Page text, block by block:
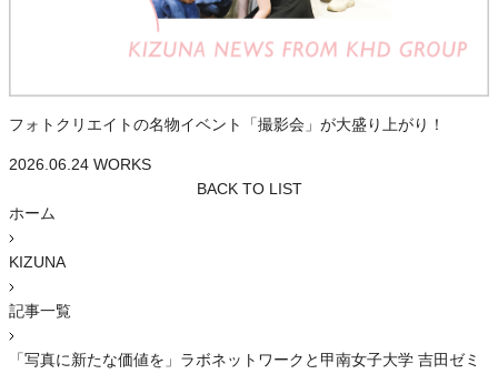
フォトクリエイトの名物イベント「撮影会」が大盛り上がり！
2026.06.24 WORKS
BACK TO LIST
ホーム
KIZUNA
記事一覧
「写真に新たな価値を」ラボネットワークと甲南女子大学 吉田ゼミ